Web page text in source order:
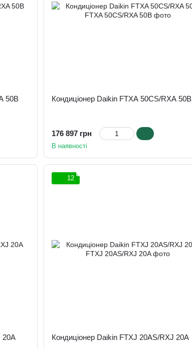
50B Кондиціонер Daikin FTXA 50CS/RXA 50B
176 897 грн
В наявності
20A
12
Кондиціонер Daikin FTXJ 20AS/RXJ 20A